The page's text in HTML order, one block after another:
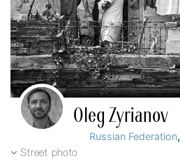
Oleg Zyrianov
Russian Federation,
Street photo